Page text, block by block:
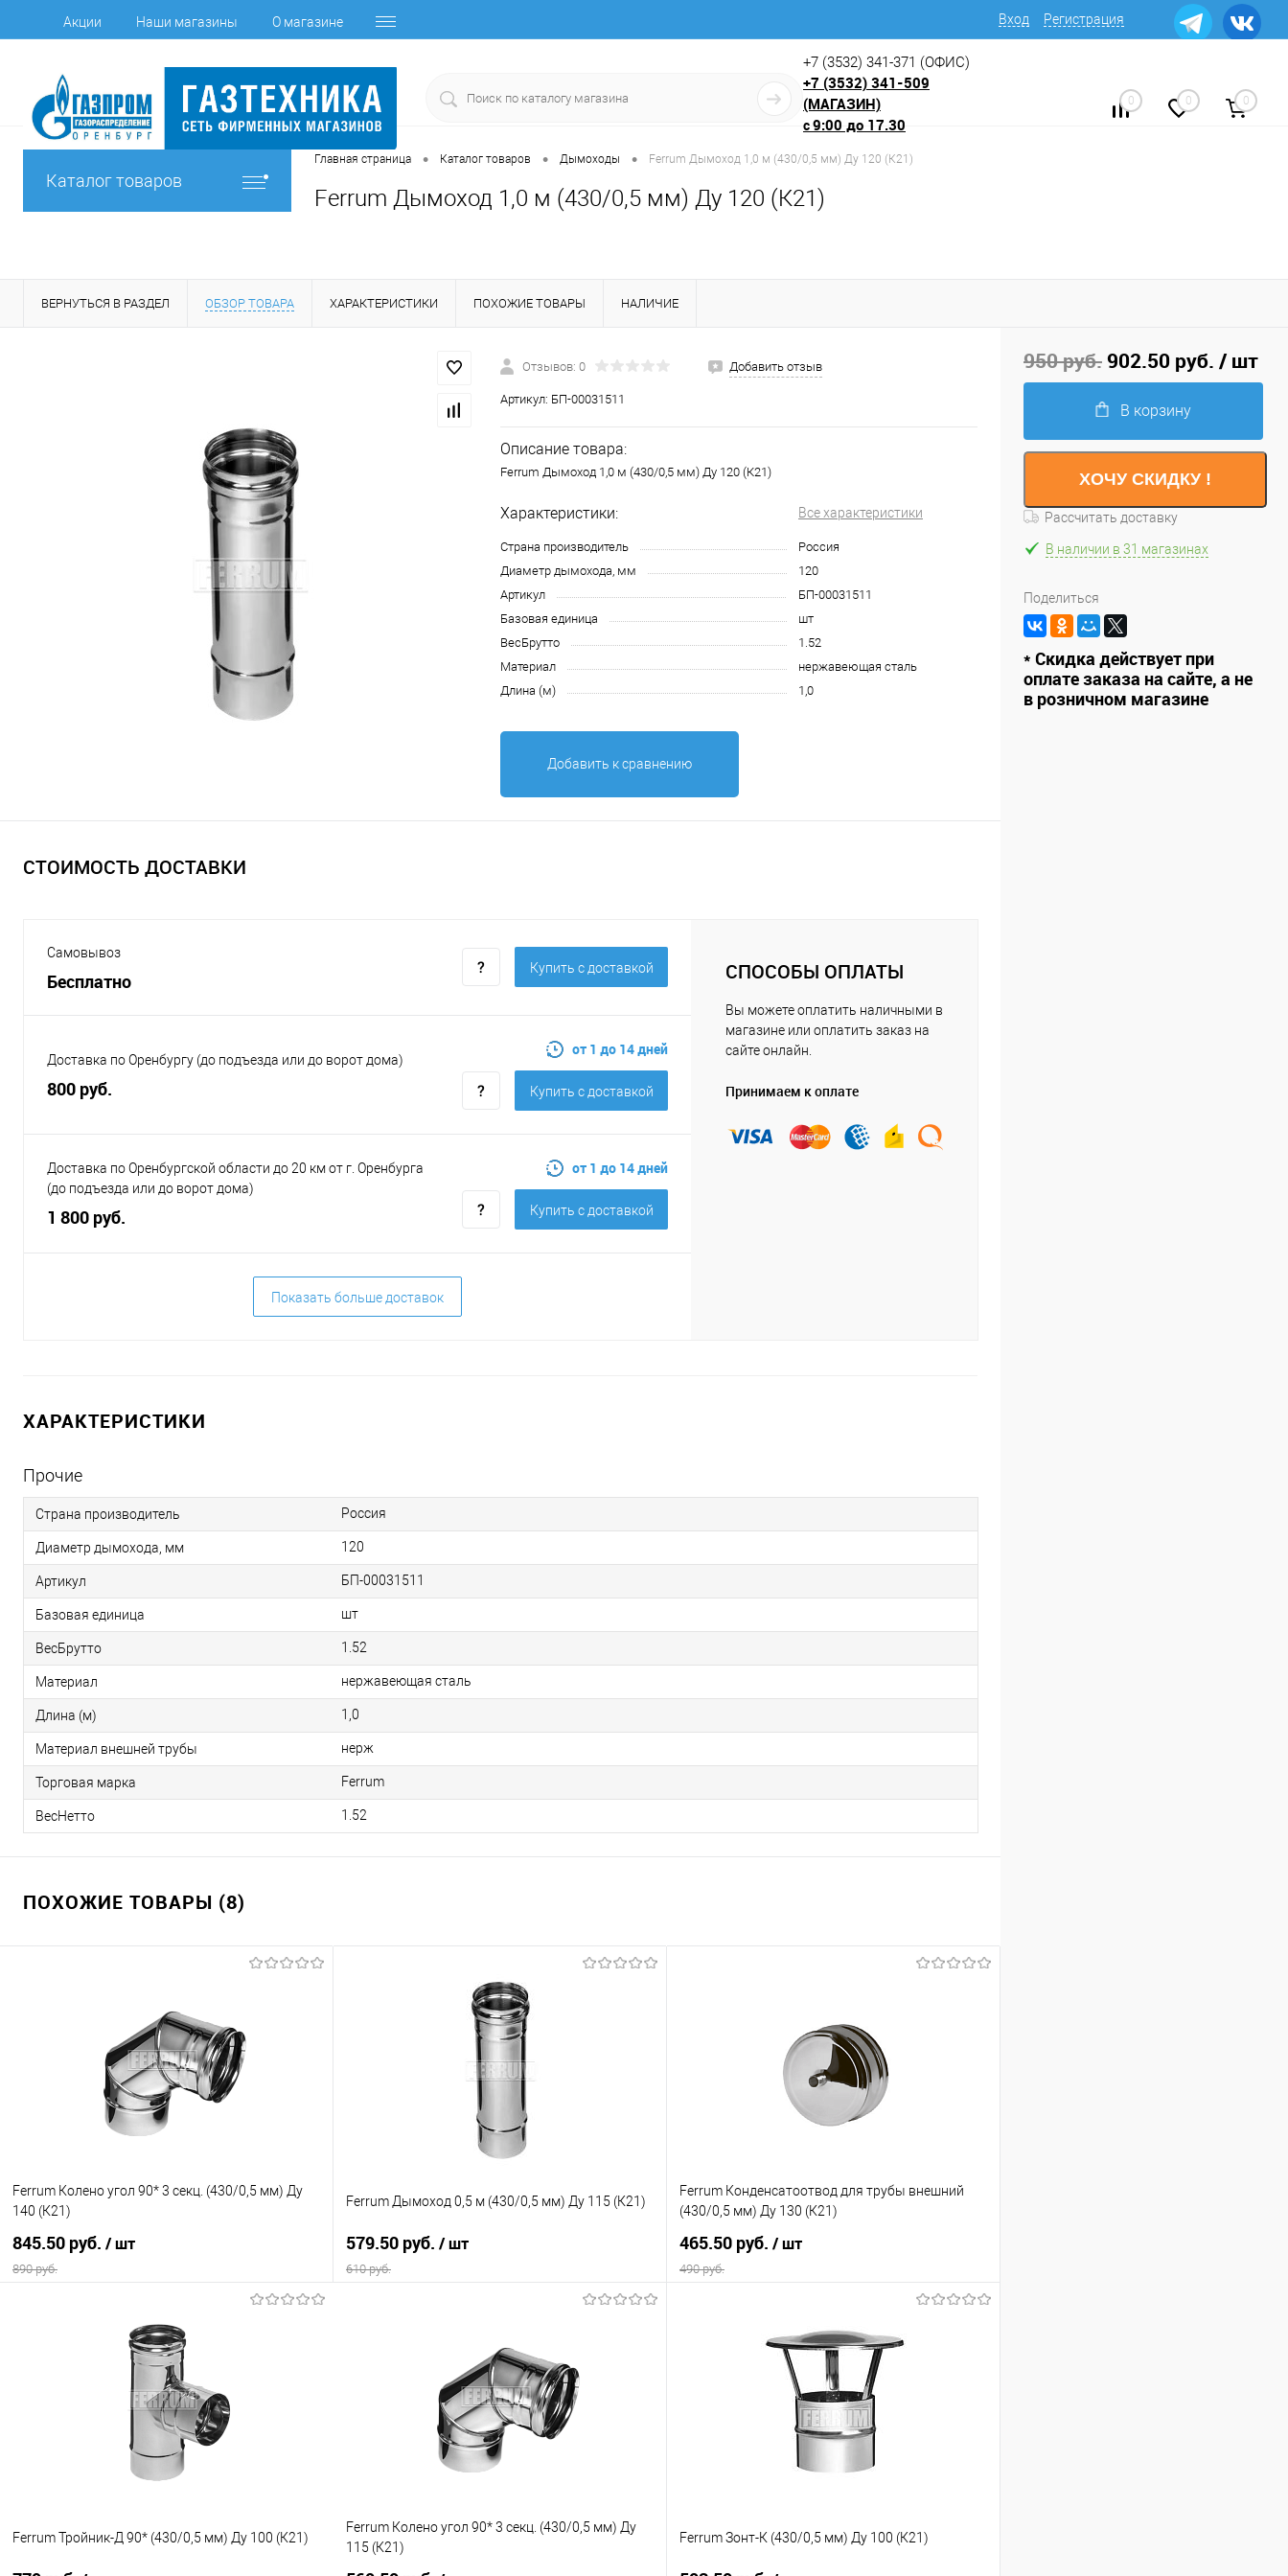
Акции Наши магазины О магазине Вход Регистрация
+7 (3532) 341-371 (ОФИС)
+7 (3532) 341-509
(МАГАЗИН)
с9:00 до 17.30
0 0 0
Каталог товаров
Главная страница • Каталог товаров • Дымоходы • Ferrum Дымоход 1,0 м (430/0,5 мм) Ду 120 (К21)
Ferrum Дымоход 1,0 м (430/0,5 мм) Ду 120 (К21)
ВЕРНУТЬСЯ В РАЗДЕЛ ОБЗОР ТОВАРА ХАРАКТЕРИСТИКИ ПОХОЖИЕ ТОВАРЫ НАЛИЧИЕ
Отзывов: 0 Добавить отзыв
Артикул: БП-00031511
Описание товара:
Ferrum Дымоход 1,0 м (430/0,5 мм) Ду 120 (К21)
Характеристики: Все характеристики
Страна производитель
Россия
Диаметр дымохода, мм
120
Артикул
БП-00031511
Базовая единица
шт
ВесБрутто
1.52
Материал
нержавеющая сталь
Длина (м)
1,0
Добавить к сравнению
СТОИМОСТЬ ДОСТАВКИ
Самовывоз
Бесплатно
Купить c доставкой
Доставка по Оренбургу (до подъезда или до ворот дома)
800 руб.
от 1 до 14 дней
Купить c доставкой
Доставка по Оренбургской области до 20 км от г. Оренбурга
(до подъезда или до ворот дома)
1 800 руб.
от 1 до 14 дней
Купить c доставкой
Показать больше доставок
СПОСОБЫ ОПЛАТЫ
Вы можете оплатить наличными в
магазине или оплатить заказ на
сайте онлайн.
Принимаем к оплате
ХАРАКТЕРИСТИКИ
Прочие
Страна производитель Россия
Диаметр дымохода, мм 120
Артикул БП-00031511
Базовая единица шт
ВесБрутто 1.52
Материал нержавеющая сталь
Длина (м) 1,0
Материал внешней трубы нерж
Торговая марка Ferrum
ВесНетто 1.52
ПОХОЖИЕ ТОВАРЫ (8)
Ferrum Колено угол 90* 3 секц. (430/0,5 мм) Ду
140 (К21)
845.50 руб. / шт
890 руб.
В корзину
В наличии
Ferrum Дымоход 0,5 м (430/0,5 мм) Ду 115 (К21)
579.50 руб. / шт
610 руб.
Сравнение
В наличии
Ferrum Конденсатоотвод для трубы внешний
(430/0,5 мм) Ду 130 (К21)
465.50 руб. / шт
490 руб.
Сравнение
В наличии
Ferrum Тройник-Д 90* (430/0,5 мм) Ду 100 (К21)
Ferrum Колено угол 90* 3 секц. (430/0,5 мм) Ду
115 (К21)
Ferrum Зонт-К (430/0,5 мм) Ду 100 (К21)
950 руб.902.50 руб. / шт
В корзину
ХОЧУ СКИДКУ !
Рассчитать доставку
В наличии в 31 магазинах
Поделиться
* Скидка действует при
оплате заказа на сайте, а не
в розничном магазине